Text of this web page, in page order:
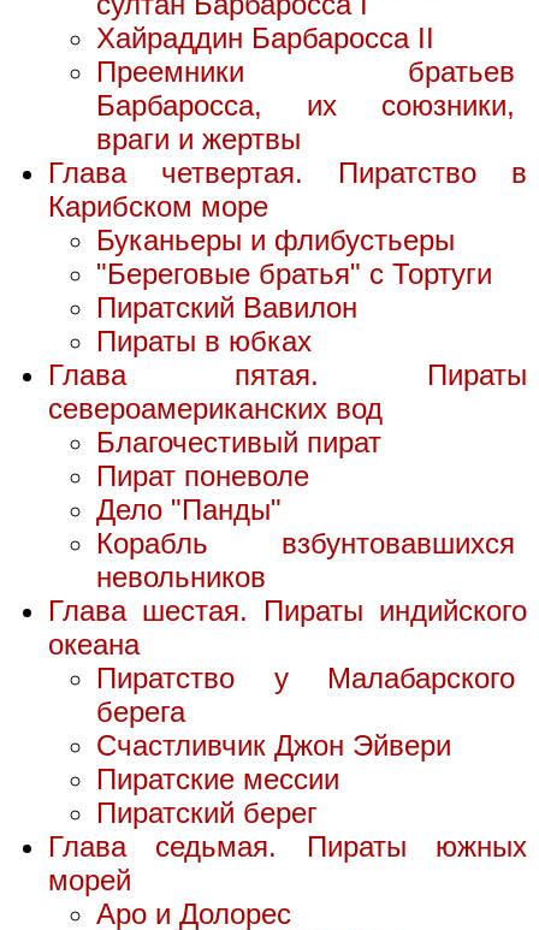
Хайраддин Барбаросса II
Преемники братьев
Барбаросса, их союзники,
враги и жертвы
Глава четвертая. Пиратство в
Карибском море
Буканьеры и флибустьеры
"Береговые братья" с Тортуги
Пиратский Вавилон
Пираты в юбках
Глава пятая. Пираты
североамериканских вод
Благочестивый пират
Пират поневоле
Дело "Панды"
Корабль взбунтовавшихся
невольников
Глава шестая. Пираты индийского
океана
Пиратство у Малабарского
берега
Счастливчик Джон Эйвери
Пиратские мессии
Пиратский берег
Глава седьмая. Пираты южных
морей
Аро и Долорес